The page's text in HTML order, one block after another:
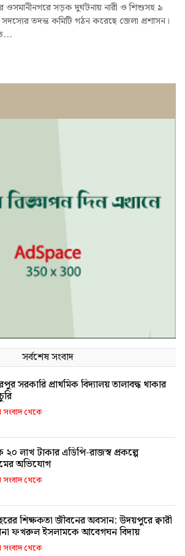
ওসমানীনগরে সড়ক দুর্ঘটনায় নারী ও শিশুসহ ৯
তদন্ত কমিটি গঠন করেছে জেলা প্রশাসন।
সর্বশেষ সংবাদ
সরকারি প্রাথমিক বিদ্যালয় তালাবদ্ধ থাকার
সংবাদ থেকে
২০ লাখ টাকার এডিপি-রাজস্ব প্রকল্পে
অভিযোগ
সংবাদ থেকে
শিক্ষকতা জীবনের অবসান: উদয়পুরে ক্বারী
ফখরুল ইসলামকে আবেগঘন বিদায়
সংবাদ থেকে